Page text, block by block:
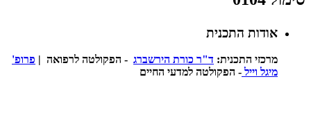
אודות התכנית
מרכזי התכנית: ד"ר כורת הירשברג - הפקולטה לרפואה | פרופ'
מיגל וייל - הפקולטה למדעי החיים